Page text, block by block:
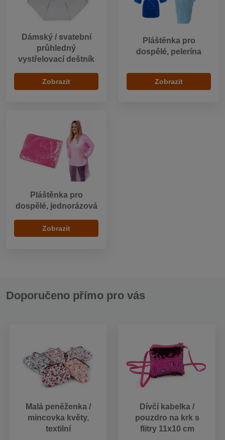
Dámský / svatební
průhledný
vystřelovací deštník
Zobrazit
Pláštěnka pro
dospělé, pelerína
Zobrazit
Pláštěnka pro
dospělé, jednorázová
Zobrazit
Doporučeno přímo pro vás
Malá peněženka /
mincovka květy,
textilní
Dívčí kabelka /
pouzdro na krk s
flitry 11x10 cm